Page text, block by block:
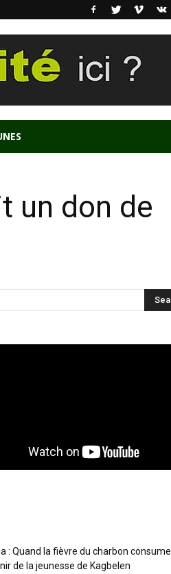
un don de
: Quand la fièvre du charbon consume
de la jeunesse de Kagbelen